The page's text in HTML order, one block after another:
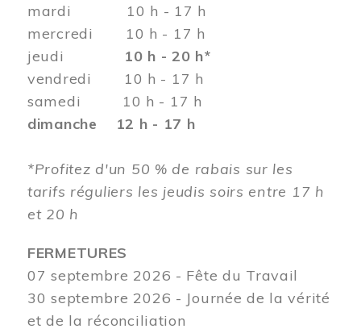
mardi 10 h - 17 h
mercredi 10 h - 17 h
jeudi 10 h - 20 h*
vendredi 10 h - 17 h
samedi 10 h - 17 h
dimanche 12 h - 17 h
*Profitez d'un 50 % de rabais sur les
tarifs réguliers les jeudis soirs entre 17 h
et 20 h
FERMETURES
07 septembre 2026 - Fête du Travail
30 septembre 2026 - Journée de la vérité
et de la réconciliation